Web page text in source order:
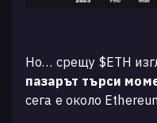
Но… срещу $ETH
пазарът търси
сега е около